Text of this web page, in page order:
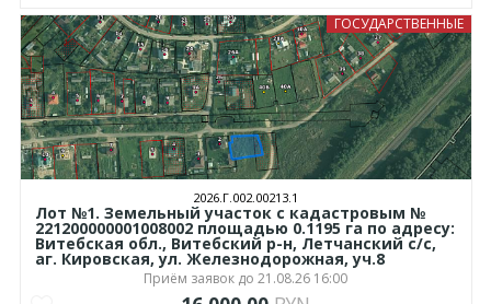
ГОСУДАРСТВЕННЫЕ
2026.Г.002.00213.1
Лот №1. Земельный участок с кадастровым №
221200000001008002 площадью 0.1195 га по адресу:
Витебская обл., Витебский р-н, Летчанский с/с,
аг. Кировская, ул. Железнодорожная, уч.8
Приём заявок до 21.08.26 16:00